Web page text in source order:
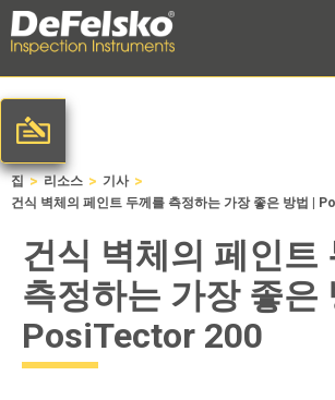
집 > 리소스 > 기사 >
건식 벽체의 페인트 두께를 측정하는 가장 좋은 방법 |
건식 벽체의 페인트
측정하는 가장 좋은
PosiTector 200